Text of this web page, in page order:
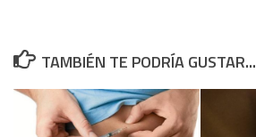
TAMBIÉN TE PODRÍA GUSTAR...